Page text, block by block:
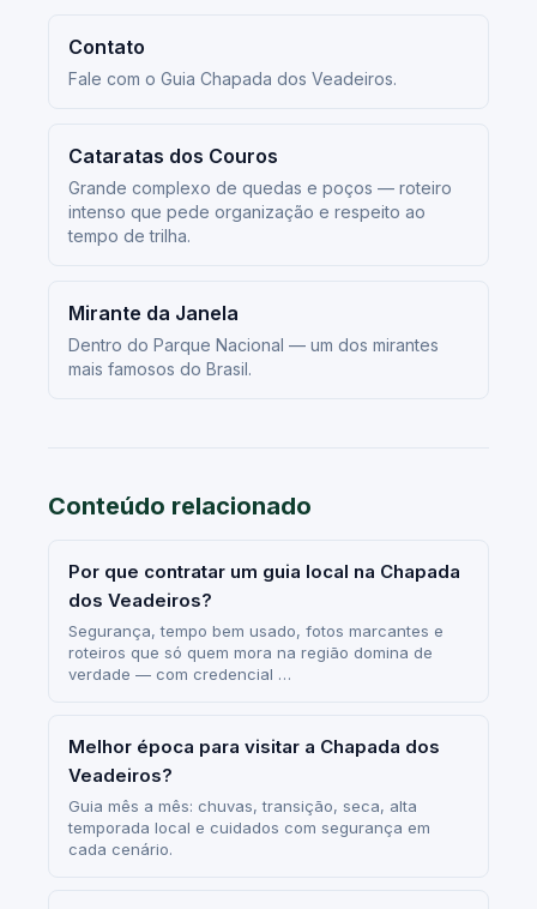
Contato
Fale com o Guia Chapada dos Veadeiros.
Cataratas dos Couros
Grande complexo de quedas e poços — roteiro
intenso que pede organização e respeito ao
tempo de trilha.
Mirante da Janela
Dentro do Parque Nacional — um dos mirantes
mais famosos do Brasil.
Conteúdo relacionado
Por que contratar um guia local na Chapada
dos Veadeiros?
Segurança, tempo bem usado, fotos marcantes e
roteiros que só quem mora na região domina de
verdade — com credencial …
Melhor época para visitar a Chapada dos
Veadeiros?
Guia mês a mês: chuvas, transição, seca, alta
temporada local e cuidados com segurança em
cada cenário.